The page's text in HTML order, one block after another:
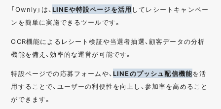
「Ownly」は、LINEや特設ページを活用 してレシートキャンペー
ンを簡単に実施できるツールです。
OCR機能によるレシート検証や当選者抽選、顧客データの分析
機能を備え、効率的な運営が可能です。
特設ページでの応募フォームや、LINEのプッシュ配信機能を活
用することで、ユーザーの利便性を向上し、参加率を高めること
ができます。